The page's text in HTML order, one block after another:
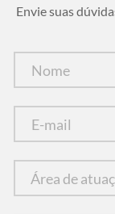
Envie suas